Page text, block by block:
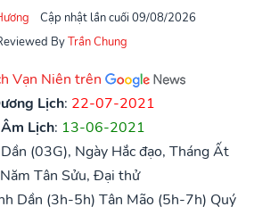
Cập nhật lần cuối 09/08/2026
ByTrần Chung
Vạn Niên trên
Lịch: 22-07-2021
Âm Lịch: 13-06-2021
(03G), Ngày Hắc đạo, Tháng Ất
Tân Sửu, Đại thử
Dần (3h-5h) Tân Mão (5h-7h) Quý